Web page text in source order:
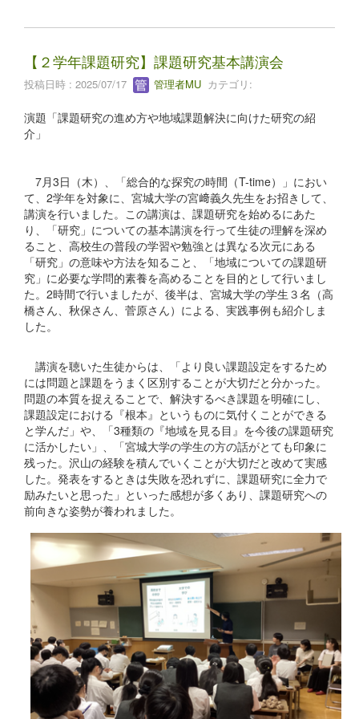
【２学年課題研究】課題研究基本講演会
投稿日時 : 2025/07/17 管理者MU カテゴリ:
演題「課題研究の進め方や地域課題解決に向けた研究の紹
介」
7月3日（木）、「総合的な探究の時間（T-time）」におい
て、2学年を対象に、宮城大学の宮﨑義久先生をお招きして、
講演を行いました。この講演は、課題研究を始めるにあた
り、「研究」についての基本講演を行って生徒の理解を深め
ること、高校生の普段の学習や勉強とは異なる次元にある
「研究」の意味や方法を知ること、「地域についての課題研
究」に必要な学問的素養を高めることを目的として行いまし
た。2時間で行いましたが、後半は、宮城大学の学生３名（高
橋さん、秋保さん、菅原さん）による、実践事例も紹介しま
した。
講演を聴いた生徒からは、「より良い課題設定をするため
には問題と課題をうまく区別することが大切だと分かった。
問題の本質を捉えることで、解決するべき課題を明確にし、
課題設定における『根本』というものに気付くことができる
と学んだ」や、「3種類の『地域を見る目』を今後の課題研究
に活かしたい」、「宮城大学の学生の方の話がとても印象に
残った。沢山の経験を積んでいくことが大切だと改めて実感
した。発表をするときは失敗を恐れずに、課題研究に全力で
励みたいと思った」といった感想が多くあり、課題研究への
前向きな姿勢が養われました。